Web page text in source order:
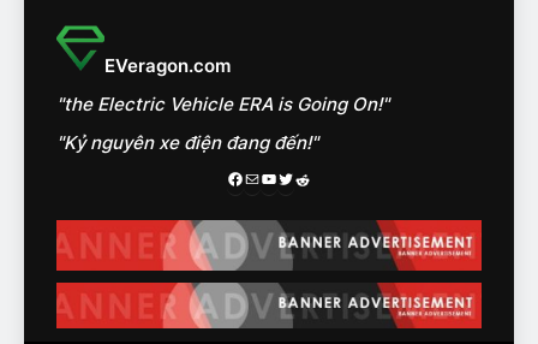
15
trên ngàn dặm đường
CÔNG NGHỆ AI, TỰ LÁI, ADAS,
ROBOTAXI
ĐÁNH GIÁ XE
Chọn VinFast VF8 hay Santa
Fe, Fortuner ?
ĐÁNH GIÁ XE
EVeragon.com
"the Electric Vehicle ERA is Going On!"
"Kỷ nguyên xe điện đang đến!"
Facebook
MailYoutube
Twitter